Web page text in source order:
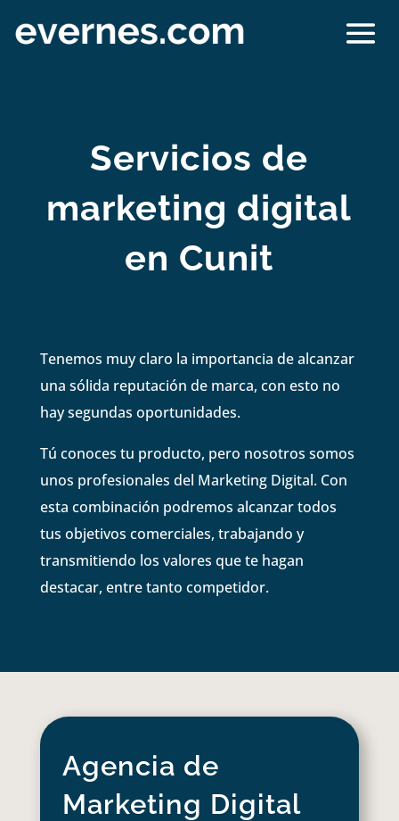
Servicios de
marketing digital
en Cunit
Tenemos muy claro la importancia de alcanzar
una sólida reputación de marca, con esto no
hay segundas oportunidades.
Tú conoces tu producto, pero nosotros somos
unos profesionales del Marketing Digital. Con
esta combinación podremos alcanzar todos
tus objetivos comerciales, trabajando y
transmitiendo los valores que te hagan
destacar, entre tanto competidor.
Agencia de
Marketing Digital